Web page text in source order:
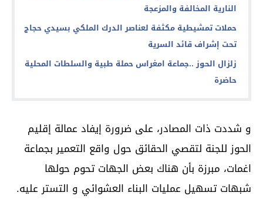
النارية المخالفة والمزعجة
حملات تمشيطية مكثفة لعناصر الدرك الملكي بسيدي حجاج
تحت إشراف قائد السرية
زلزال الحوز ..جماعة امغراس حملة طبية والسلطات المحلية
حاضرة
و شددت ذات المصادر، على ضرورة إيفاد عمالة إقليم
الحوز للجنة لتقصي الحقائق حول واقع التعمير بجماعة
اغمات، مبرزة بأن هناك بعض الجهات تحوم حولها
شبهات تسهيل عمليات البناء العشوائي و التستر عليه.